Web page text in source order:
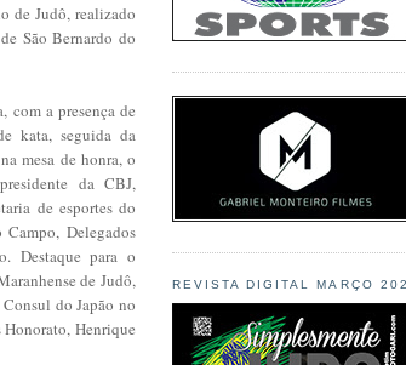
de Judô, realizado
São Bernardo do
com a presença de
kata, seguida da
mesa de honra, o
da CBJ,
de esportes do
Delegados
Destaque para o
de Judô,
do Japão no
Henrique
REVISTA DIGITAL MARÇO